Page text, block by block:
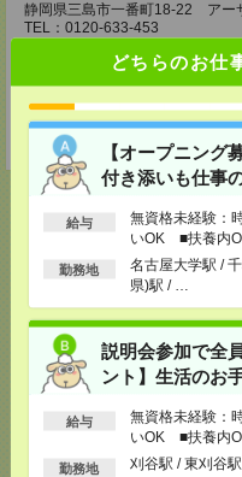
どちらのお仕
【オープニング
付き添いも仕事
給与
無資格未経験：
いOK ■扶養内
以上
勤務地
名古屋大学駅 /
県)駅 / …
説明会参加で全
ント】生活のお
給与
無資格未経験：
いOK ■扶養内
以上
勤務地 刈谷駅 / 東刈谷
静岡県三島市一番町18-22 アー
TEL：0120-633-453
担当：採用担当
登録交通費
★今ならご来社登録でQUOカー
気になる！
メールで送る